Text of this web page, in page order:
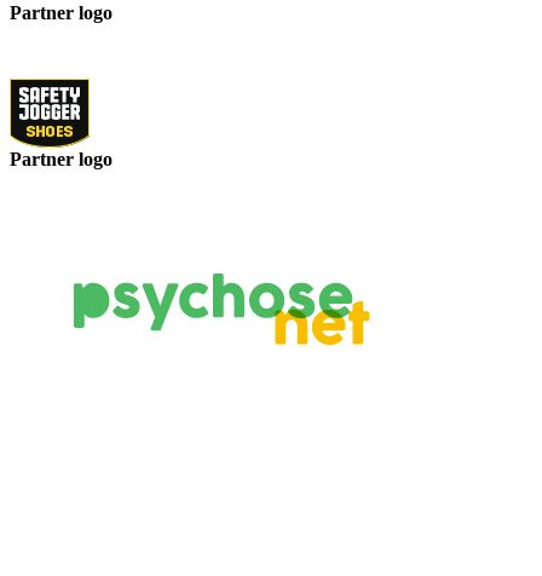
Partner logo
Partner logo